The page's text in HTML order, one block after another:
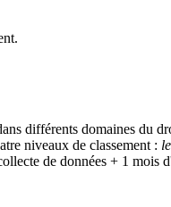
différents domaines du
niveaux de classement :
de données + 1 mois